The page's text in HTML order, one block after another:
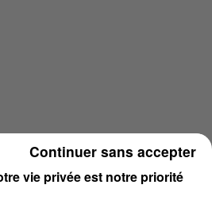
vie privée est notre priorité
Continuer sans accepter